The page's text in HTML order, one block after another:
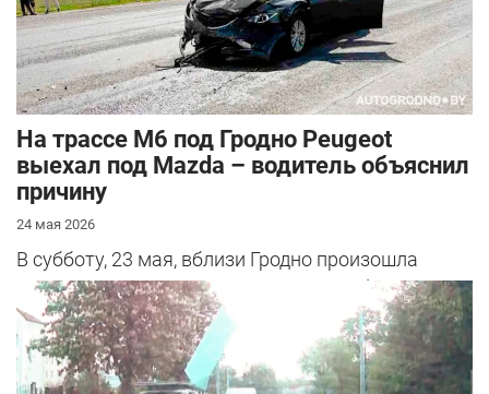
На трассе М6 под Гродно Peugeot
выехал под Mazda – водитель объяснил
причину
24 мая 2026
В субботу, 23 мая, вблизи Гродно произошла
серьезная авария – столкнулись Mazda и
Peugeot. Читатель АвтоГродно поделился...